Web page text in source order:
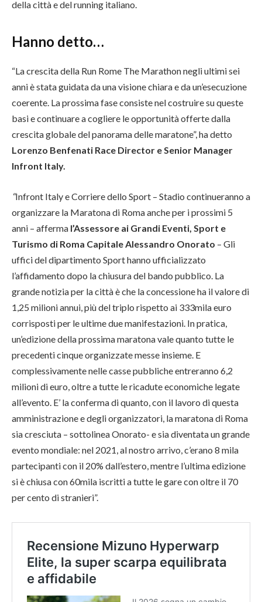
della città e del running italiano.
Hanno detto…
“La crescita della Run Rome The Marathon negli ultimi sei
anni è stata guidata da una visione chiara e da un’esecuzione
coerente. La prossima fase consiste nel costruire su queste
basi e continuare a cogliere le opportunità offerte dalla
crescita globale del panorama delle maratone”, ha detto
Lorenzo Benfenati Race Director e Senior Manager
Infront Italy.
“Infront Italy e Corriere dello Sport – Stadio continueranno a
organizzare la Maratona di Roma anche per i prossimi 5
anni – afferma l’Assessore ai Grandi Eventi, Sport e
Turismo di Roma Capitale Alessandro Onorato – Gli
uffici del dipartimento Sport hanno ufficializzato
l’affidamento dopo la chiusura del bando pubblico. La
grande notizia per la città è che la concessione ha il valore di
1,25 milioni annui, più del triplo rispetto ai 333mila euro
corrisposti per le ultime due manifestazioni. In pratica,
un’edizione della prossima maratona vale quanto tutte le
precedenti cinque organizzate messe insieme. E
complessivamente nelle casse pubbliche entreranno 6,2
milioni di euro, oltre a tutte le ricadute economiche legate
all’evento. E’ la conferma di quanto, con il lavoro di questa
amministrazione e degli organizzatori, la maratona di Roma
sia cresciuta – sottolinea Onorato- e sia diventata un grande
evento mondiale: nel 2021, al nostro arrivo, c’erano 8 mila
partecipanti con il 20% dall’estero, mentre l’ultima edizione
si è chiusa con 60mila iscritti a tutte le gare con oltre il 70
per cento di stranieri”.